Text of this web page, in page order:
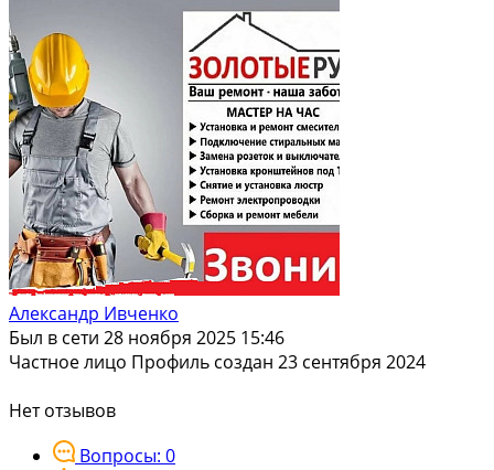
Александр Ивченко
Был в сети 28 ноября 2025 15:46
Частное лицо Профиль создан 23 сентября 2024
Нет отзывов
Вопросы: 0